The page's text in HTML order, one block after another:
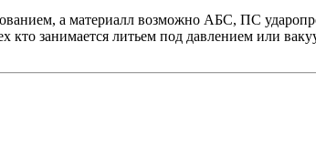
а материалл возможно АБС, ПС
кто занимается литьем под давлением или